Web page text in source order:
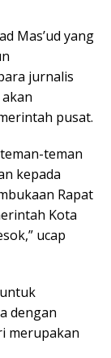
Mas’ud yang
jurnalis
pusat.
teman
kepada
Rapat
Kota
ucap
dengan
merupakan